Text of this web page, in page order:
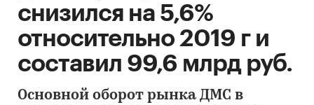
снизился на 5,6%
относительно 2019 г и
составил 99,6 млрд руб.
Основной оборот рынка ДМС в